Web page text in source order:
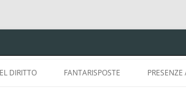
DIRITTO FANTARISPOSTE PRESENZE